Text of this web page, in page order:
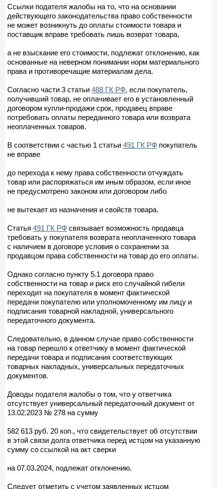
Ссылки подателя жалобы на то, что на основании
действующего законодательства право собственности
не может возникнуть до оплаты стоимости товара и
поставщик вправе требовать лишь возврат товара,
а не взыскание его стоимости, подлежат отклонению, как
основанные на неверном понимании норм материального
права и противоречащие материалам дела.
Согласно части 3 статьи 488 ГК РФ, если покупатель,
получивший товар, не оплачивает его в установленный
договором купли-продажи срок, продавец вправе
потребовать оплаты переданного товара или возврата
неоплаченных товаров.
В соответствии с частью 1 статьи 491 ГК РФ покупатель
не вправе
до перехода к нему права собственности отчуждать
товар или распоряжаться им иным образом, если иное
не предусмотрено законом или договором либо
не вытекает из назначения и свойств товара.
Статья 491 ГК РФ связывает возможность продавца
требовать у покупателя возврата неоплаченного товара
с наличием в договоре условия о сохранении за
продавцом права собственности на товар до его оплаты.
Однако согласно пункту 5.1 договора право
собственности на товар и риск его случайной гибели
переходит на покупателя в момент фактической
передачи покупателю или уполномоченному им лицу и
подписания товарной накладной, универсального
передаточного документа.
Следовательно, в данном случае право собственности
на товар перешло к ответчику в момент фактической
передачи товара и подписания соответствующих
товарных накладных, универсальных передаточных
документов.
Доводы подателя жалобы о том, что у ответчика
отсутствует универсальный передаточный документ от
13.02.2023 № 278 на сумму
582 613 руб. 20 коп., что свидетельствует об отсутствии
в этой связи долга ответчика перед истцом на указанную
сумму со ссылкой на акт сверки
на 07.03.2024, подлежат отклонению.
Следует отметить с учетом заявленных истцом